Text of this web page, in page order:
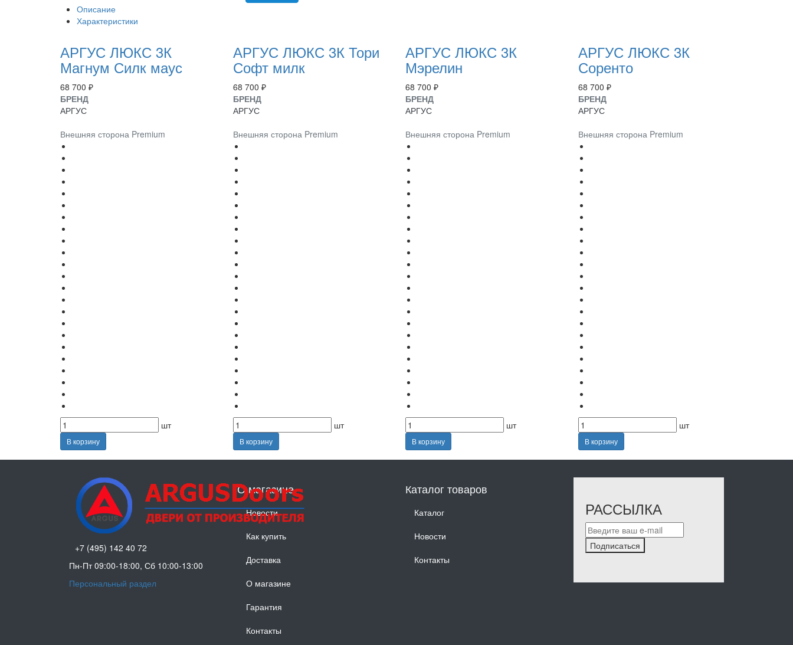
Описание
Характеристики
АРГУС ЛЮКС 3К
Магнум Силк маус
68 700 ₽
БРЕНД
АРГУС
Внешняя сторона Premium
шт
В корзину
АРГУС ЛЮКС 3К Тори
Софт милк
68 700 ₽
БРЕНД
АРГУС
Внешняя сторона Premium
шт
В корзину
АРГУС ЛЮКС 3К
Мэрелин
68 700 ₽
БРЕНД
АРГУС
Внешняя сторона Premium
шт
В корзину
АРГУС ЛЮКС 3К
Соренто
68 700 ₽
БРЕНД
АРГУС
Внешняя сторона Premium
шт
В корзину
О магазине
Новости
Как купить
Доставка
О магазине
Гарантия
Контакты
Каталог товаров
Каталог
Новости
Контакты
РАССЫЛКА
Подписаться
+7 (495) 142 40 72
Пн-Пт 09:00-18:00, Сб 10:00-13:00
Персональный раздел